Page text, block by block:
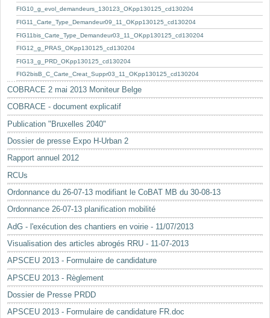
FIG10_g_evol_demandeurs_130123_OKpp130125_cd130204
FIG11_Carte_Type_Demandeur09_11_OKpp130125_cd130204
FIG11bis_Carte_Type_Demandeur03_11_OKpp130125_cd130204
FIG12_g_PRAS_OKpp130125_cd130204
FIG13_g_PRD_OKpp130125_cd130204
FIG2bisB_C_Carte_Creat_Suppr03_11_OKpp130125_cd130204
COBRACE 2 mai 2013 Moniteur Belge
COBRACE - document explicatif
Publication "Bruxelles 2040"
Dossier de presse Expo H-Urban 2
Rapport annuel 2012
RCUs
Ordonnance du 26-07-13 modifiant le CoBAT MB du 30-08-13
Ordonnance 26-07-13 planification mobilité
AdG - l'exécution des chantiers en voirie - 11/07/2013
Visualisation des articles abrogés RRU - 11-07-2013
APSCEU 2013 - Formulaire de candidature
APSCEU 2013 - Règlement
Dossier de Presse PRDD
APSCEU 2013 - Formulaire de candidature FR.doc